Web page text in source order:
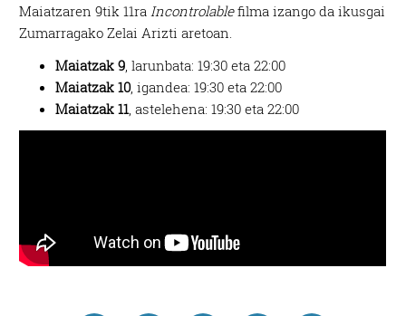
Maiatzaren 9tik 11ra Incontrolablefilma izango da ikusgai
Zumarragako Zelai Arizti aretoan.
Maiatzak 9 , larunbata: 19:30 eta 22:00
Maiatzak 10, igandea: 19:30 eta 22:00
Maiatzak 11 , astelehena: 19:30 eta 22:00